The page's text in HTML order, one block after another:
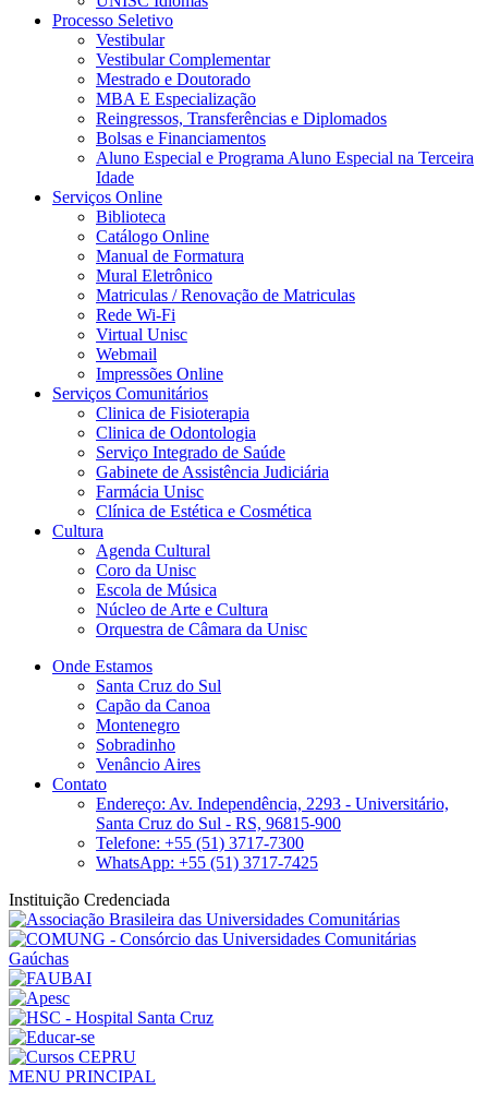
Processo Seletivo
Vestibular
Vestibular Complementar
Mestrado e Doutorado
MBA E Especialização
Reingressos, Transferências e Diplomados
Bolsas e Financiamentos
Aluno Especial e Programa Aluno Especial na Terceira
Idade
Serviços Online
Biblioteca
Catálogo Online
Manual de Formatura
Mural Eletrônico
Matriculas / Renovação de Matriculas
Rede Wi-Fi
Virtual Unisc
Webmail
Impressões Online
Serviços Comunitários
Clinica de Fisioterapia
Clinica de Odontologia
Serviço Integrado de Saúde
Gabinete de Assistência Judiciária
Farmácia Unisc
Clínica de Estética e Cosmética
Cultura
Agenda Cultural
Coro da Unisc
Escola de Música
Núcleo de Arte e Cultura
Orquestra de Câmara da Unisc
Onde Estamos
Santa Cruz do Sul
Capão da Canoa
Montenegro
Sobradinho
Venâncio Aires
Contato
Endereço: Av. Independência, 2293 - Universitário,
Santa Cruz do Sul - RS, 96815-900
Telefone: +55 (51) 3717-7300
WhatsApp: +55 (51) 3717-7425
Instituição Credenciada
MENU PRINCIPAL